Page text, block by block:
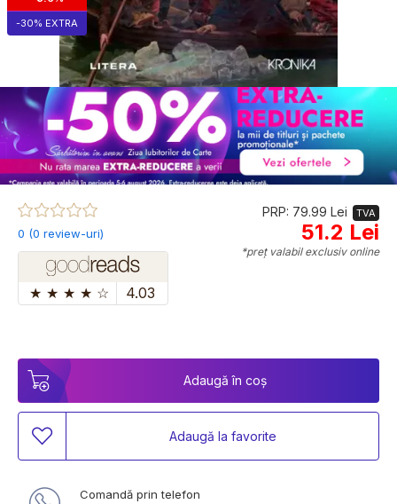
-30% EXTRA
0 (0 review-uri)
★ ★ ★ ★ ☆ 4.03
PRP: 79.99 Lei TVA
51.2 Lei
*preț valabil exclusiv online
Adaugă în coș
Adaugă la favorite
Comandă prin telefon